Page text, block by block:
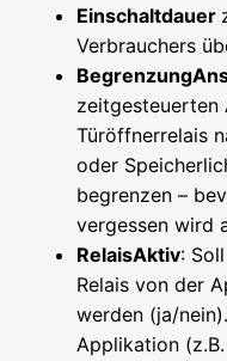
Einschaltdauer
Verbrauchers
zeitgesteuerten
Türöffnerrelais
oder
begrenzen –
vergessen wird
RelaisAktiv:
Relais von der
werden (ja/
Applikation